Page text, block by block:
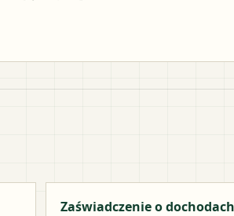
Zaświadczenie o dochodach